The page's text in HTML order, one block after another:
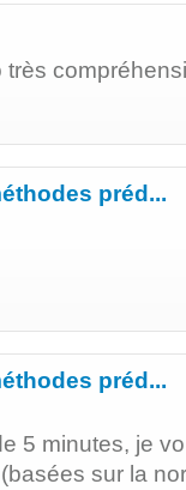
très
préd...
préd...
5 minutes, je
sur la